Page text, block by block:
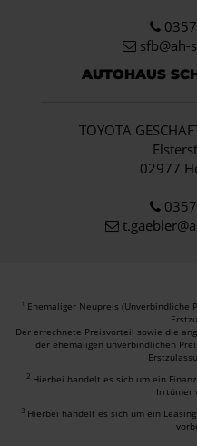
sfb@ah-
AUTOHAUS
TOYOTA
02977
1 Ehemaliger Neupreis (Unverbindliche
Der errechnete Preisvorteil sowie die
der ehemaligen unverbindlichen
2 Hierbei handelt es sich um ein
Irrtümer
3 Hierbei handelt es sich um ein